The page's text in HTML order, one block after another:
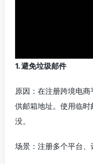
1. 避免垃圾邮件
原因：在注册跨境电
供邮箱地址。使用临
没。
场景：注册多个平台、